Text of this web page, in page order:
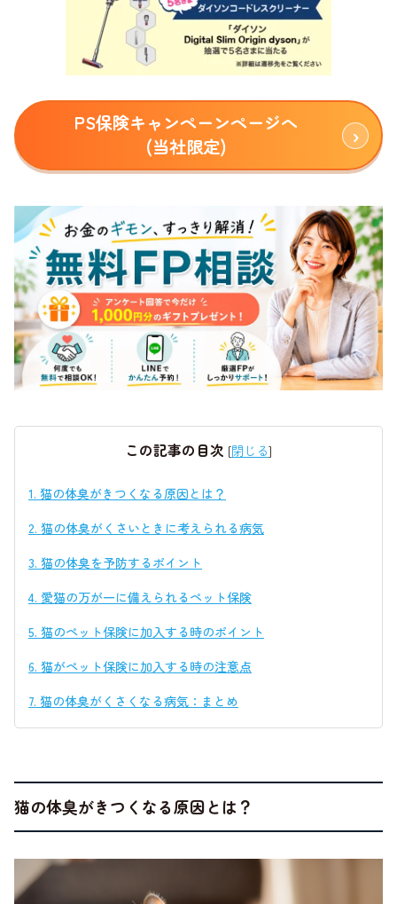
PS保険キャンペーンページへ
(当社限定)
この記事の目次 [閉じる]
1. 猫の体臭がきつくなる原因とは？
2. 猫の体臭がくさいときに考えられる病気
3. 猫の体臭を予防するポイント
4. 愛猫の万が一に備えられるペット保険
5. 猫のペット保険に加入する時のポイント
6. 猫がペット保険に加入する時の注意点
7. 猫の体臭がくさくなる病気：まとめ
猫の体臭がきつくなる原因とは？